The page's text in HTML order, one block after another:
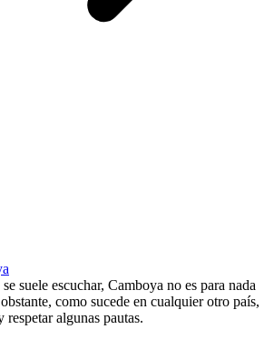
suele escuchar, Camboya no es para nada
como sucede en cualquier otro país,
respetar algunas pautas.